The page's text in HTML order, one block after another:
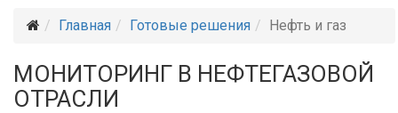
Главная Готовые решения Нефть и газ
МОНИТОРИНГ В НЕФТЕГАЗОВОЙ
ОТРАСЛИ